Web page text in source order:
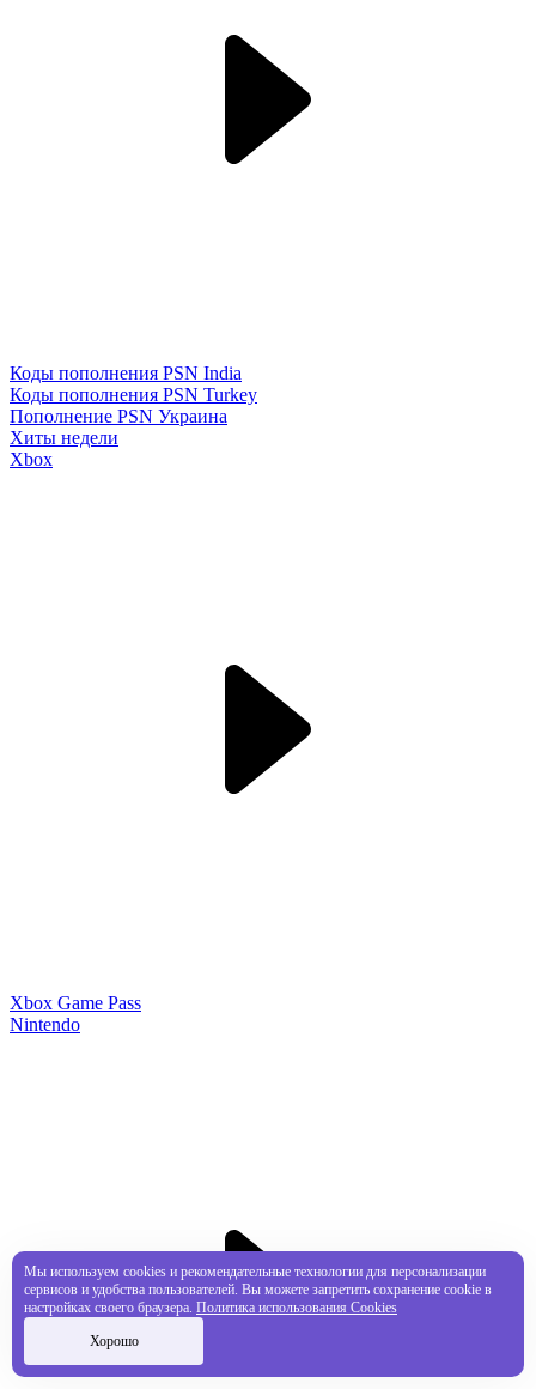
Коды пополнения PSN India
Коды пополнения PSN Turkey
Пополнение PSN Украина
Хиты недели
Xbox
Xbox Game Pass
Nintendo
Мы используем cookies и рекомендательные технологии для персонализации
сервисов и удобства пользователей. Вы можете запретить сохранение cookie в
настройках своего браузера. Политика использования Cookies
Хорошо